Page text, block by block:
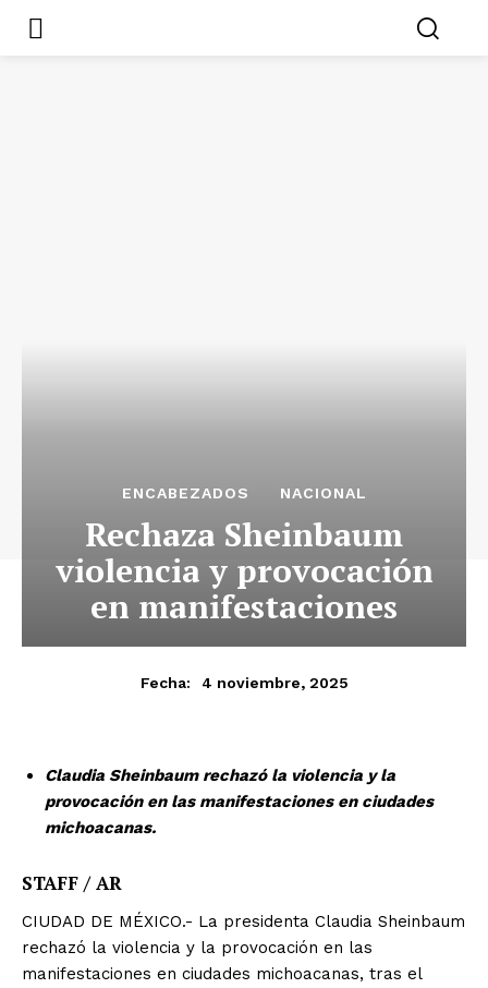
ENCABEZADOS NACIONAL
Rechaza Sheinbaum
violencia y provocación
en manifestaciones
Fecha: 4 noviembre, 2025
Claudia Sheinbaum rechazó la violencia y la
provocación en las manifestaciones en ciudades
michoacanas.
STAFF / AR
CIUDAD DE MÉXICO.- La presidenta Claudia Sheinbaum
rechazó la violencia y la provocación en las
manifestaciones en ciudades michoacanas, tras el